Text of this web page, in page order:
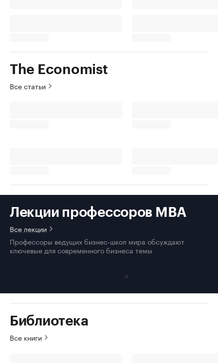
The Economist
Все статьи
Лекции профессоров MBA
Все лекции
Профессоры ведущих бизнес-школ мира обсуждают
ключевые для современного бизнеса темы
Библиотека
Все книги